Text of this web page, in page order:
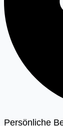
Persönliche